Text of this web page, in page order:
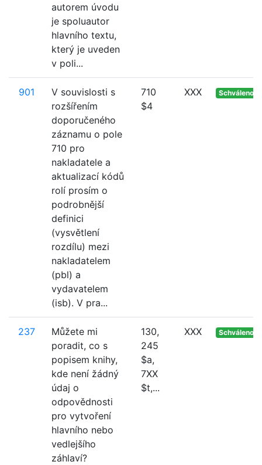
autorem úvodu
je spoluautor
hlavního textu,
který je uveden
v poli...
901
V souvislosti s
rozšířením
doporučeného
záznamu o pole
710 pro
nakladatele a
aktualizací kódů
rolí prosím o
podrobnější
definici
(vysvětlení
rozdílu) mezi
nakladatelem
(pbl) a
vydavatelem
(isb). V pra...
710
$4
XXX Schváleno
237
Můžete mi
poradit, co s
popisem knihy,
kde není žádný
údaj o
odpovědnosti
pro vytvoření
hlavního nebo
vedlejšího
záhlaví?
130,
245
$a,
7XX
$t,...
XXX Schváleno